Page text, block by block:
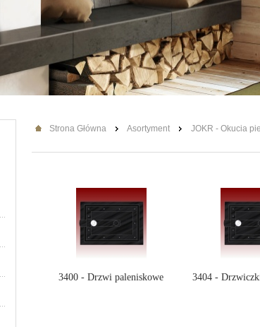
Strona Główna Asortyment JOKR - Okucia
3400 - Drzwi paleniskowe 3404 -